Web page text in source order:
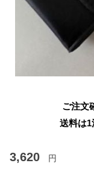
ご注文
送料は1
3,620 円